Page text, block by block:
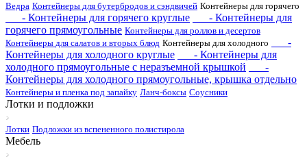
Ведра Контейнеры для бутербродов и сэндвичей Контейнеры для горячего
- Контейнеры для горячего круглые
- Контейнеры для
горячего прямоугольные Контейнеры для роллов и десертов
Контейнеры для салатов и вторых блюд Контейнеры для холодного
-
Контейнеры для холодного круглые
- Контейнеры для
холодного прямоугольные с неразъемной крышкой
-
Контейнеры для холодного прямоугольные, крышка отдельно
Контейнеры и пленка под запайку Ланч-боксы Соусники
Лотки и подложки
Лотки Подложки из вспененного полистирола
Мебель